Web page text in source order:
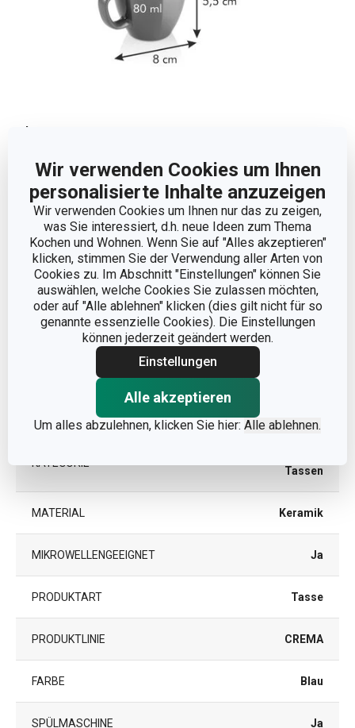
Wir verwenden Cookies um Ihnen
personalisierte Inhalte anzuzeigen
Wir verwenden Cookies um Ihnen nur das zu zeigen,
was Sie interessiert, d.h. neue Ideen zum Thema
Kochen und Wohnen. Wenn Sie auf "Alles akzeptieren"
klicken, stimmen Sie der Verwendung aller Arten von
Cookies zu. Im Abschnitt "Einstellungen" können Sie
auswählen, welche Cookies Sie zulassen möchten,
oder auf "Alle ablehnen" klicken (dies gilt nicht für so
genannte essenzielle Cookies). Die Einstellungen
können jederzeit geändert werden.
Einstellungen
Alle akzeptieren
Um alles abzulehnen, klicken Sie hier: Alle ablehnen.
Abmessungen
PRODUKTHÖHE (CM) 5.5
VOLUMEN (L) 0.08
PRODUKTLÄNGE (CM) 8
DURCHMESSER (CM) 6
FÜR DEN KÜHLSCHRANK
KATEGORIE
Tassen
MATERIAL Keramik
MIKROWELLENGEEIGNET Ja
PRODUKTART Tasse
PRODUKTLINIE CREMA
FARBE Blau
SPÜLMASCHINE Ja